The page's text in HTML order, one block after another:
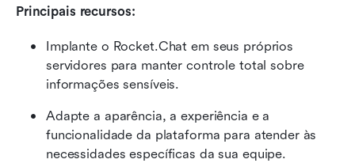
Principais recursos:
Implante o Rocket.Chat em seus próprios
servidores para manter controle total sobre
informações sensíveis.
Adapte a aparência, a experiência e a
funcionalidade da plataforma para atender às
necessidades específicas da sua equipe.